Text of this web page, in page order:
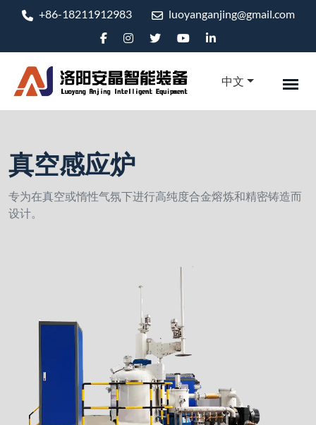
+86-18211912983 luoyanganjing@gmail.com
中文
真空感应炉
专为在真空或惰性气氛下进行高纯度合金熔炼和精密铸造而
设计。